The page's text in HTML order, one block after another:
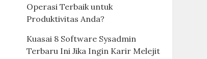
Operasi Terbaik untuk
Produktivitas Anda?
Kuasai 8 Software Sysadmin
Terbaru Ini Jika Ingin Karir Melejit